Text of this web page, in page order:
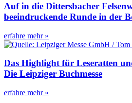
Auf in die Dittersbacher
beeindruckende Runde in der
erfahre mehr »
Das Highlight für Leseratten
Die Leipziger Buchmesse
erfahre mehr »